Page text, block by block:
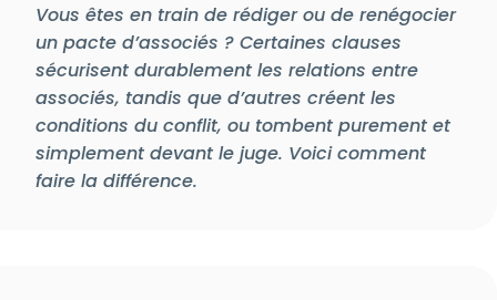
Vous êtes en train de rédiger ou de renégocier
un pacte d’associés ? Certaines clauses
sécurisent durablement les relations entre
associés, tandis que d’autres créent les
conditions du conflit, ou tombent purement et
simplement devant le juge. Voici comment
faire la différence.